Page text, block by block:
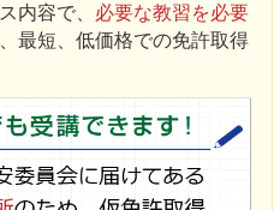
内容で、 必要な教習を必要
最短、低価格での免許取得